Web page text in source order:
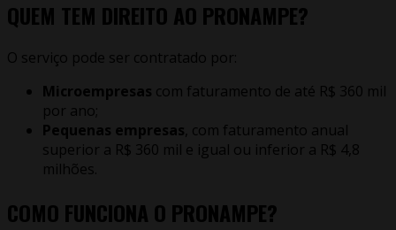
QUEM TEM DIREITO AO PRONAMPE?
O serviço pode ser contratado por:
Microempresas com faturamento de até R$ 360 mil
por ano;
Pequenas empresas, com faturamento anual
superior a R$ 360 mil e igual ou inferior a R$ 4,8
milhões.
COMO FUNCIONA O PRONAMPE?